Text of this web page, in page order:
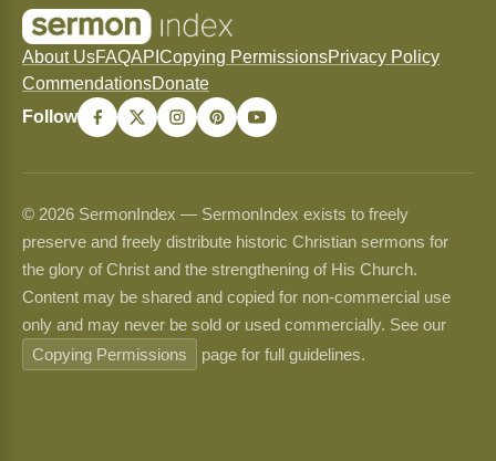
About UsFAQAPI Copying PermissionsPrivacy Policy
CommendationsDonate
Follow
© 2026 SermonIndex — SermonIndex exists to freely
preserve and freely distribute historic Christian sermons for
the glory of Christ and the strengthening of His Church.
Content may be shared and copied for non-commercial use
only and may never be sold or used commercially. See our
Copying Permissions
page for full guidelines.